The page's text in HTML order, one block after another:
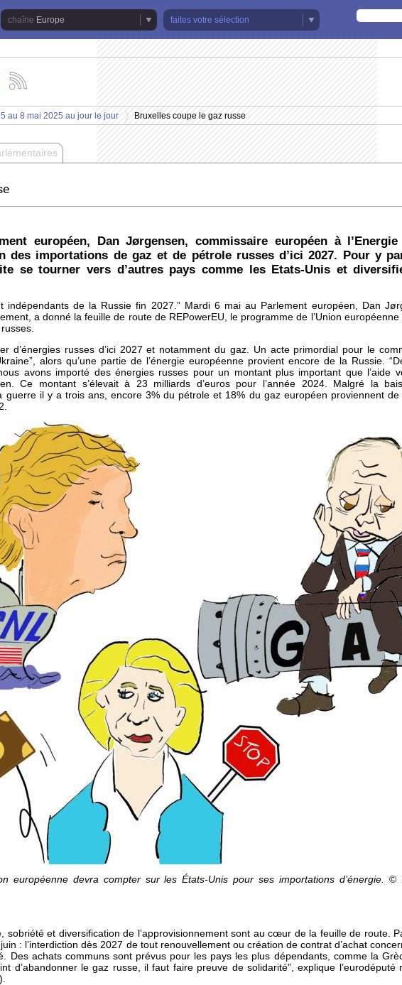
Europe
faites votre sélection
DE
les
actualités
de
chaîne
Europe
au 8 mai 2025 au jour le jour
>
Bruxelles coupe le gaz russe
européen, Dan Jørgensen, commissaire européen à
des importations de gaz et de pétrole russes d’ici 2027. Pour y
se tourner vers d’autres pays comme les Etats-Unis et
indépendants de la Russie fin 2027.” Mardi 6 mai au Parlement européen, Dan
a donné la feuille de route de REPowerEU, le programme de l’Union européenne
d’énergies russes d’ici 2027 et notamment du gaz. Un acte primordial pour le
alors qu’une partie de l’énergie européenne provient encore de la Russie.
avons importé des énergies russes pour un montant plus important que l’aide
Ce montant s’élevait à 23 milliards d’euros pour l’année 2024. Malgré la
guerre il y a trois ans, encore 3% du pétrole et 18% du gaz européen proviennent de
européenne devra compter sur les États-Unis pour ses importations d’énergie. ©
sobriété et diversification de l’approvisionnement sont au cœur de la feuille de route.
: l’interdiction dès 2027 de tout renouvellement ou création de contrat d’achat
Des achats communs sont prévus pour les pays les plus dépendants, comme la
d’abandonner le gaz russe, il faut faire preuve de solidarité”, explique l’eurodéputé